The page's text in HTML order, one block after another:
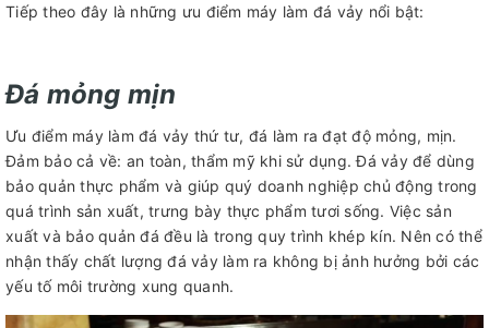
Tiếp theo đây là những ưu điểm máy làm đá vảy nổi bật:
Đá mỏng mịn
Ưu điểm máy làm đá vảy thứ tư, đá làm ra đạt độ mỏng, mịn.
Đảm bảo cả về: an toàn, thẩm mỹ khi sử dụng. Đá vảy để dùng
bảo quản thực phẩm và giúp quý doanh nghiệp chủ động trong
quá trình sản xuất, trưng bày thực phẩm tươi sống. Việc sản
xuất và bảo quản đá đều là trong quy trình khép kín. Nên có thể
nhận thấy chất lượng đá vảy làm ra không bị ảnh hưởng bởi các
yếu tố môi trường xung quanh.